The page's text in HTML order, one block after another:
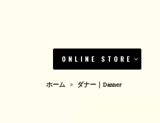
ONLINE STORE
ホーム > ダナー｜Danner